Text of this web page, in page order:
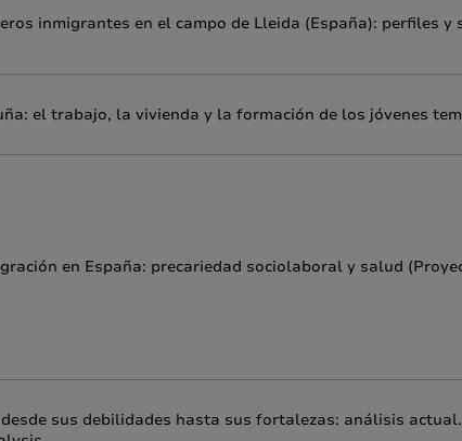
inmigrantes en el campo de Lleida (España): perfiles
el trabajo, la vivienda y la formación de los jóvenes
en España: precariedad sociolaboral y salud
sus debilidades hasta sus fortalezas: análisis